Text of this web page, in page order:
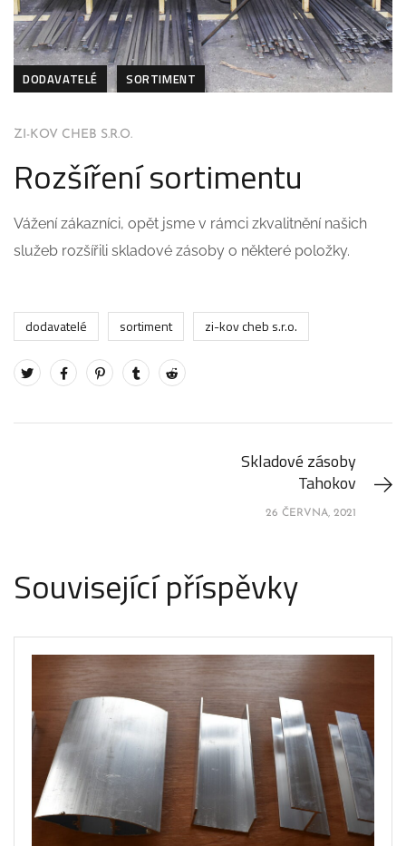
DODAVATELÉ SORTIMENT
ZI-KOV CHEB S.R.O.
Rozšíření sortimentu
Vážení zákazníci, opět jsme v rámci zkvalitnění našich
služeb rozšířili skladové zásoby o některé položky.
dodavatelé sortiment zi-kov cheb s.r.o.
Skladové zásoby
Tahokov
26 ČERVNA, 2021
Související příspěvky